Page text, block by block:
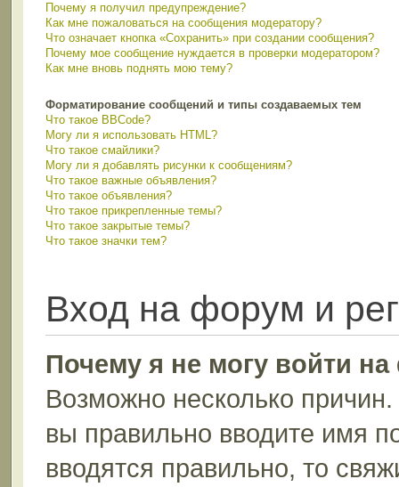
Почему я получил предупреждение?
Как мне пожаловаться на сообщения модератору?
Что означает кнопка «Сохранить» при создании сообщения?
Почему мое сообщение нуждается в проверки модератором?
Как мне вновь поднять мою тему?
Форматирование сообщений и типы создаваемых тем
Что такое BBCode?
Могу ли я использовать HTML?
Что такое смайлики?
Могу ли я добавлять рисунки к сообщениям?
Что такое важные объявления?
Что такое объявления?
Что такое прикрепленные темы?
Что такое закрытые темы?
Что такое значки тем?
Вход на форум и
Почему я не могу войти
Возможно несколько
вы правильно вводите имя
вводятся правильно, то